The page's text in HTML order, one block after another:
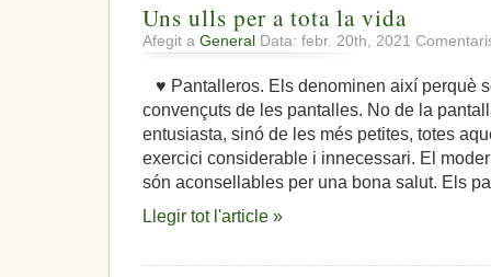
Uns ulls per a tota la vida
Afegit a General Data: febr. 20th, 2021
♥ Pantalleros. Els denominen així perquè
convençuts de les pantalles. No de la
entusiasta, sinó de les més petites, totes
exercici considerable i innecessari. El
són aconsellables per una bona salut. Els
Llegir tot l'article »